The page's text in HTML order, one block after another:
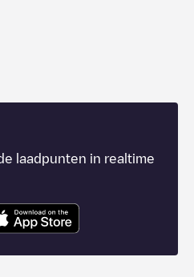
laadpunten in realtime